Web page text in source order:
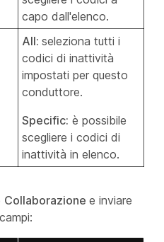
capo dall'elenco.
All: seleziona tutti i
codici di inattività
impostati per questo
conduttore.
Specific: è possibile
scegliere i codici di
inattività in elenco.
Collaborazione e inviare